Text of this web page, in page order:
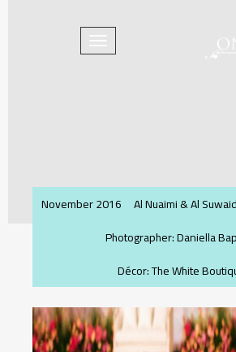
Toggle
Al Nuaimi & Al
November 2016
Photographer: Daniella
Décor: The White